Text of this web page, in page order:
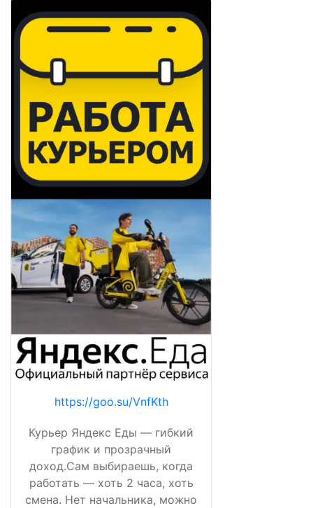
https://goo.su/VnfKth
Курьер Яндекс Еды — гибкий
график и прозрачный
доход.Сам выбираешь, когда
работать — хоть 2 часа, хоть
смена. Нет начальника, можно